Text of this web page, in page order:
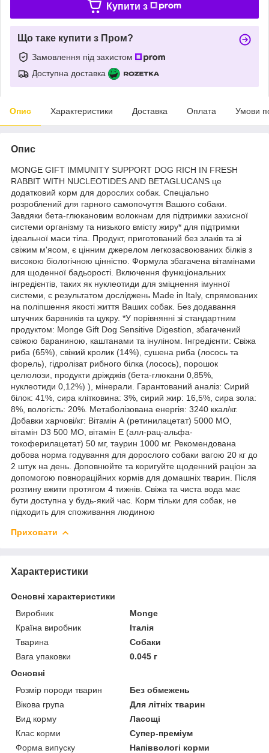
Купити з
Що таке купити з Пром?
Замовлення під захистом
Доступна доставка
Опис Характеристики Доставка Оплата Умови
Опис
MONGE GIFT IMMUNITY SUPPORT DOG RICH IN FRESH
RABBIT WITH NUCLEOTIDES AND BETAGLUCANS це
додатковий корм для дорослих собак. Спеціально
розроблений для гарного самопочуття Вашого собаки.
Завдяки бета-глюкановим волокнам для підтримки захисної
системи організму та низького вмісту жиру* для підтримки
ідеальної маси тіла. Продукт, приготований без злаків та зі
свіжим м'ясом, є цінним джерелом легкозасвоюваних білків з
високою біологічною цінністю. Формула збагачена вітамінами
для щоденної бадьорості. Включення функціональних
інгредієнтів, таких як нуклеотиди для зміцнення імунної
системи, є результатом досліджень Made in Italy, спрямованих
на поліпшення якості життя Ваших собак. Без додавання
штучних барвників та цукру. *У порівнянні зі стандартним
продуктом: Monge Gift Dog Sensitive Digestion, збагачений
свіжою бараниною, каштанами та інуліном. Інгредієнти: Свіжа
риба (65%), свіжий кролик (14%), сушена риба (лосось та
форель), гідролізат рибного білка (лосось), порошок
целюлози, продукти дріжджів (бета-глюкани 0,85%,
нуклеотиди 0,12%) ), мінерали. Гарантований аналіз: Сирий
білок: 41%, сира клітковина: 3%, сирий жир: 16,5%, сира зола:
8%, вологість: 20%. Метаболізована енергія: 3240 ккал/кг.
Добавки харчові/кг: Вітамін А (ретинилацетат) 5000 МО,
вітамін D3 500 МО, вітамін Е (алл-рац-альфа-
токоферилацетат) 50 мг, таурин 1000 мг. Рекомендована
добова норма годування для дорослого собаки вагою 20 кг до
2 штук на день. Доповнюйте та коригуйте щоденний раціон за
допомогою повнораційних кормів для домашніх тварин. Після
розтину вжити протягом 4 тижнів. Свіжа та чиста вода має
бути доступна у будь-який час. Корм тільки для собак, не
підходить для споживання людиною
Приховати
Характеристики
Основні характеристики
Виробник
Monge
Країна виробник
Італія
Тварина
Собаки
Вага упаковки
0.045 г
Основні
Розмір породи тварин
Без обмежень
Вікова група
Для літніх тварин
Вид корму
Ласощі
Клас корми
Супер-преміум
Форма випуску
Напіввологі корми